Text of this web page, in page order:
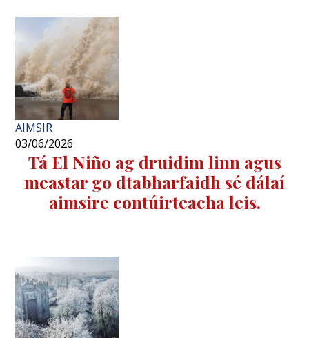
AIMSIR
03/06/2026
Tá El Niño ag druidim linn agus
meastar go dtabharfaidh sé dálaí
aimsire contúirteacha leis.